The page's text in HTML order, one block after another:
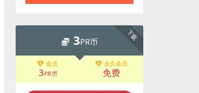
下载
3PR币
会员
3PR币
永久会员
免费